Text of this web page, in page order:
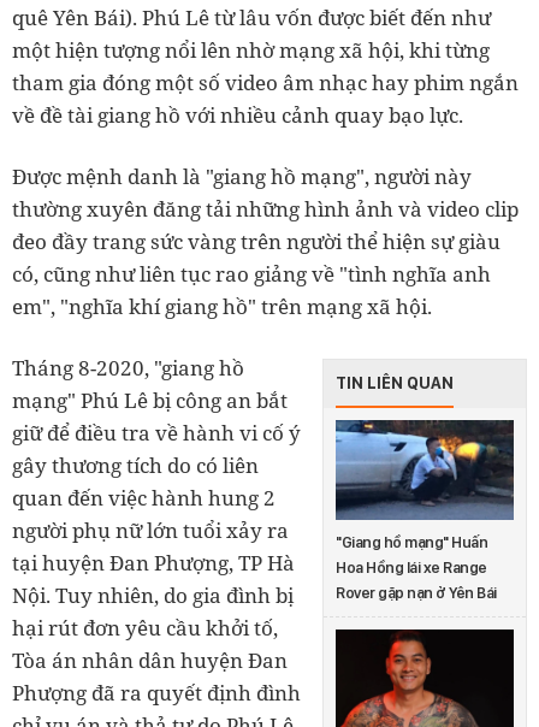
quê Yên Bái). Phú Lê từ lâu vốn được biết đến như
một hiện tượng nổi lên nhờ mạng xã hội, khi từng
tham gia đóng một số video âm nhạc hay phim ngắn
về đề tài giang hồ với nhiều cảnh quay bạo lực.
Được mệnh danh là "giang hồ mạng", người này
thường xuyên đăng tải những hình ảnh và video clip
đeo đầy trang sức vàng trên người thể hiện sự giàu
có, cũng như liên tục rao giảng về "tình nghĩa anh
em", "nghĩa khí giang hồ" trên mạng xã hội.
TIN LIÊN QUAN
"Giang hồ mạng" Huấn
Hoa Hồng lái xe Range
Rover gặp nạn ở Yên Bái
Tháng 8-2020, "giang hồ
mạng" Phú Lê bị công an bắt
giữ để điều tra về hành vi cố ý
gây thương tích do có liên
quan đến việc hành hung 2
người phụ nữ lớn tuổi xảy ra
tại huyện Đan Phượng, TP Hà
Nội. Tuy nhiên, do gia đình bị
hại rút đơn yêu cầu khởi tố,
Tòa án nhân dân huyện Đan
Phượng đã ra quyết định đình